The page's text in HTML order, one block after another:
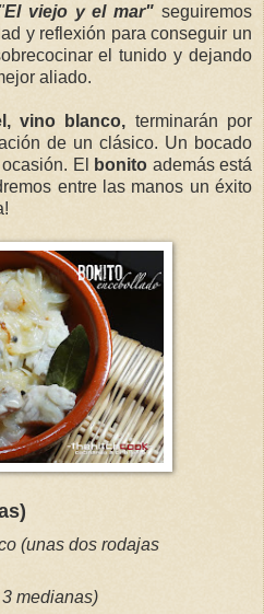
"El viejo y el mar" seguiremos
y reflexión para conseguir un
el tunido y dejando
aliado.
vino blanco, terminarán por
de un clásico. Un bocado
El
bonito además está
entre las manos un éxito
(unas dos rodajas
medianas)